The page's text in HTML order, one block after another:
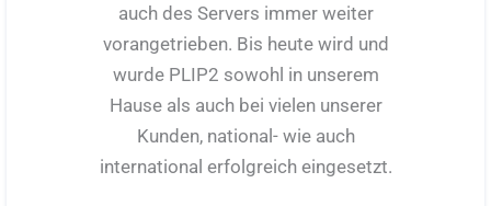
auch des Servers immer weiter
vorangetrieben. Bis heute wird und
wurde PLIP2 sowohl in unserem
Hause als auch bei vielen unserer
Kunden, national- wie auch
international erfolgreich eingesetzt.